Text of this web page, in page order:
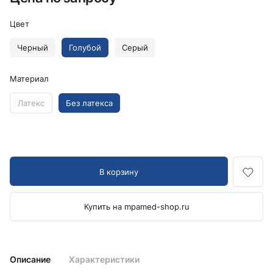
Описание Характеристики
Цвет
Черный Голубой Серый
Материал
Латекс Без латекса
В корзину
Купить на mpamed-shop.ru